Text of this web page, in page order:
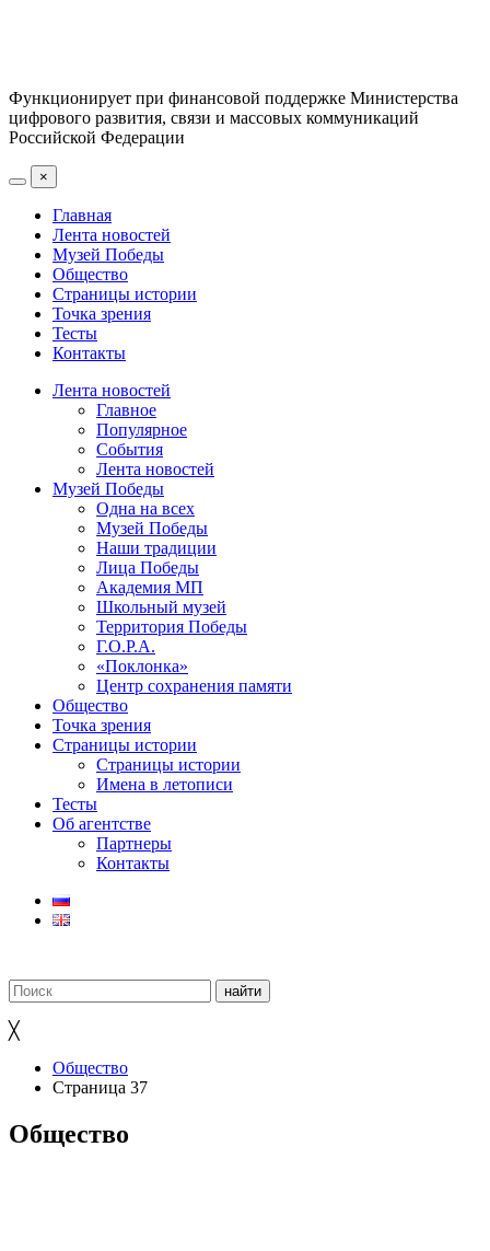
Функционирует при финансовой поддержке Министерства
цифрового развития, связи и массовых коммуникаций
Российской Федерации
×
Главная
Лента новостей
Музей Победы
Общество
Страницы истории
Точка зрения
Тесты
Контакты
Лента новостей
Главное
Популярное
События
Лента новостей
Музей Победы
Одна на всех
Музей Победы
Наши традиции
Лица Победы
Академия МП
Школьный музей
Территория Победы
Г.О.Р.А.
«Поклонка»
Центр сохранения памяти
Общество
Точка зрения
Страницы истории
Страницы истории
Имена в летописи
Тесты
Об агентстве
Партнеры
Контакты
╳
Общество
Страница 37
Общество